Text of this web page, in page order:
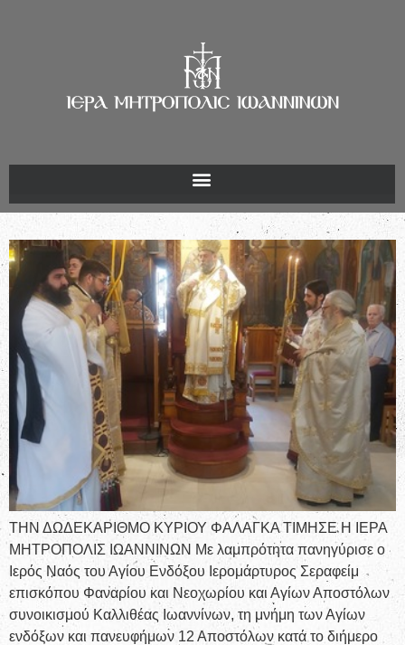
ΤΗΝ ΔΩΔΕΚΑΡΙΘΜΟ ΚΥΡΙΟΥ ΦΑΛΑΓΚΑ ΤΙΜΗΣΕ Η ΙΕΡΑ
ΜΗΤΡΟΠΟΛΙΣ ΙΩΑΝΝΙΝΩΝ Με λαμπρότητα πανηγύρισε ο
Ιερός Ναός του Αγίου Ενδόξου Ιερομάρτυρος Σεραφείμ
επισκόπου Φαναρίου και Νεοχωρίου και Αγίων Αποστόλων
συνοικισμού Καλλιθέας Ιωαννίνων, τη μνήμη των Αγίων
ενδόξων και πανευφήμων 12 Αποστόλων κατά το διήμερο